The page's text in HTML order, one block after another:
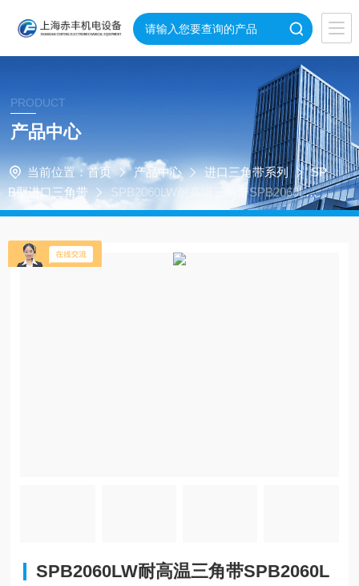
PRODUCT
产品中心
当前位置： 首页 产品中心 进口三角带系列
SP
B型进口三角带
SPB2060LW耐高温三角带SPB2060LW
鼓风机皮带
SPB2060LW耐高温三角带SPB2060L